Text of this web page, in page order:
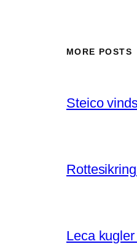
MORE POSTS
Steico
Leca